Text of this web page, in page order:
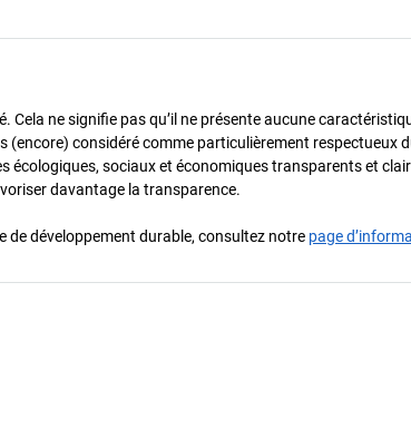
ne signifie pas qu’il ne présente aucune
(encore) considéré comme particulièrement respectueux
écologiques, sociaux et économiques transparents et
davantage la transparence.
de développement durable, consultez notre page